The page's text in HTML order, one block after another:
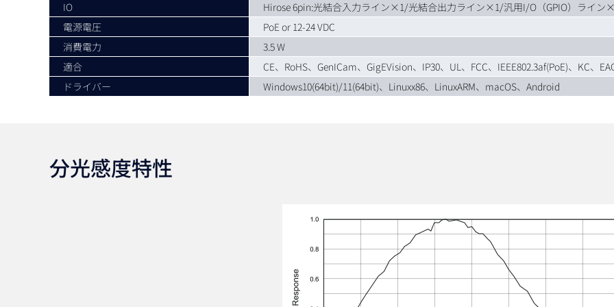
IO
Hirose 6pin:光結合入力ライン×1/光結合出力ライン×1/汎用I/O（GPIO）ライン
電源電圧
PoE or 12-24 VDC
消費電力
3.5 W
適合
CE、RoHS、GenICam、GigEVision、IP30、UL、FCC、IEEE802.3af(PoE)、KC、
ドライバー
Windows10(64bit)/11(64bit)、Linuxx86、LinuxARM、macOS、Android
分光感度特性